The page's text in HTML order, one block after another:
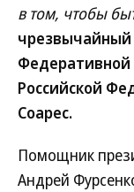
в том, чтобы
Федеративной
Российской
Соарес.
Помощник
Андрей